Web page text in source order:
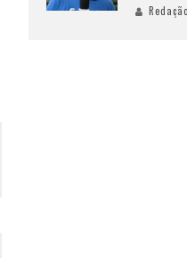
Redação